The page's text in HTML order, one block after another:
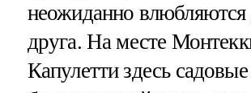
неожиданно влюбляются
друга. На месте
Капулетти здесь